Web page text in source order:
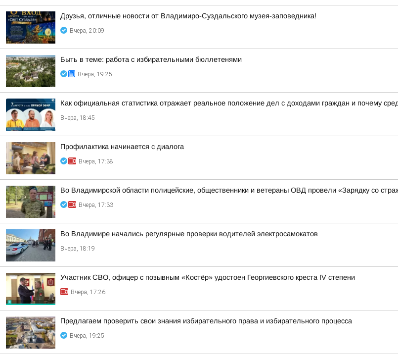
Друзья, отличные новости от Владимиро-Суздальского музея-заповедника!
Вчера, 20:09
Быть в теме: работа с избирательными бюллетенями
Вчера, 19:25
Как официальная статистика отражает реальное положение дел с доходами граждан и почему
Вчера, 18:45
Профилактика начинается с диалога
Вчера, 17:38
Во Владимирской области полицейские, общественники и ветераны ОВД провели «Зарядку со
Вчера, 17:33
Во Владимире начались регулярные проверки водителей электросамокатов
Вчера, 18:19
Участник СВО, офицер с позывным «Костёр» удостоен Георгиевского креста IV степени
Вчера, 17:26
Предлагаем проверить свои знания избирательного права и избирательного процесса
Вчера, 19:25